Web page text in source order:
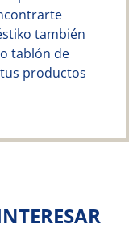
también
tablón de
productos